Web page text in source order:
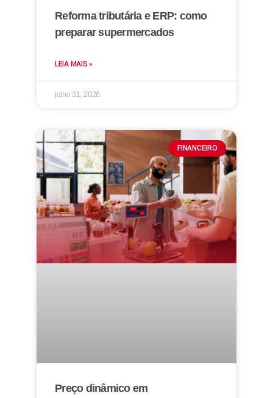
Reforma tributária e ERP: como
preparar supermercados
LEIA MAIS »
julho 31, 2026
FINANCEIRO
Preço dinâmico em